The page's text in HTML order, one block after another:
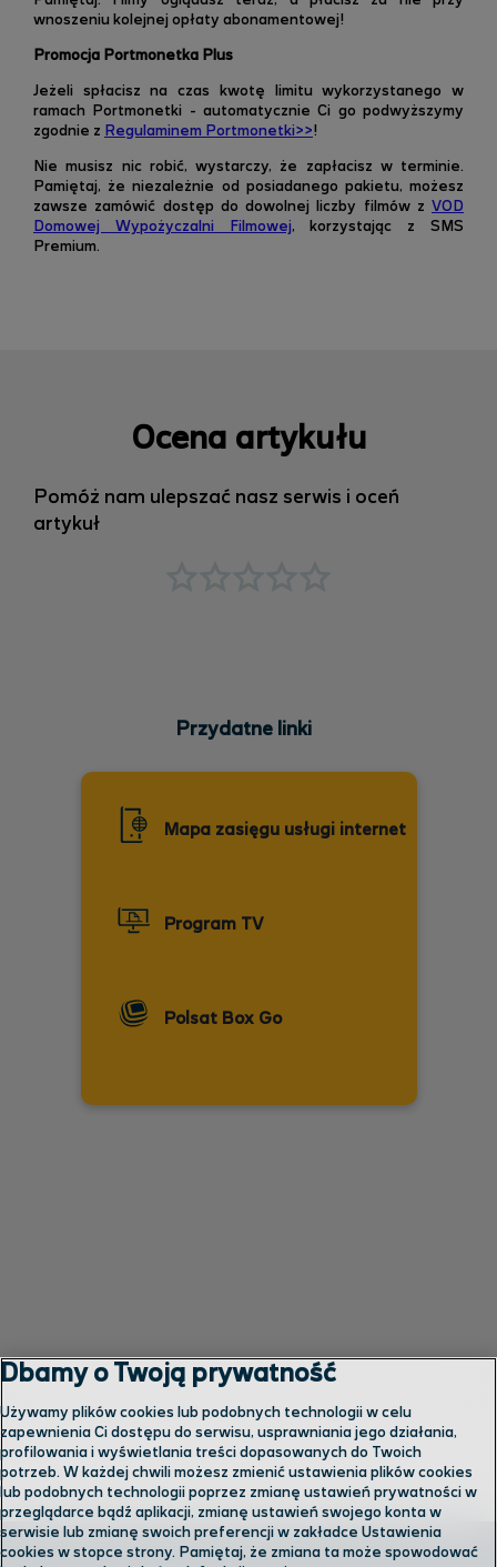
wnoszeniu kolejnej opłaty abonamentowej!
Promocja Portmonetka Plus
Jeżeli spłacisz na czas kwotę limitu wykorzystanego w
ramach Portmonetki - automatycznie Ci go podwyższymy
zgodnie z Regulaminem Portmonetki>>!
Nie musisz nic robić, wystarczy, że zapłacisz w terminie.
Pamiętaj, że niezależnie od posiadanego pakietu, możesz
zawsze zamówić dostęp do dowolnej liczby filmów z VOD
Domowej Wypożyczalni Filmowej, korzystając z SMS
Premium.
Ocena artykułu
Pomóż nam ulepszać nasz serwis i oceń
artykuł
Przydatne linki
Mapa zasięgu usługi internet
Program TV
Polsat Box Go
Dbamy o Twoją prywatność
Używamy plików cookies lub podobnych technologii w celu
zapewnienia Ci dostępu do serwisu, usprawniania jego działania,
profilowania i wyświetlania treści dopasowanych do Twoich
potrzeb. W każdej chwili możesz zmienić ustawienia plików cookies
lub podobnych technologii poprzez zmianę ustawień prywatności w
przeglądarce bądź aplikacji, zmianę ustawień swojego konta w
serwisie lub zmianę swoich preferencji w zakładce Ustawienia
cookies w stopce strony. Pamiętaj, że zmiana ta może spowodować